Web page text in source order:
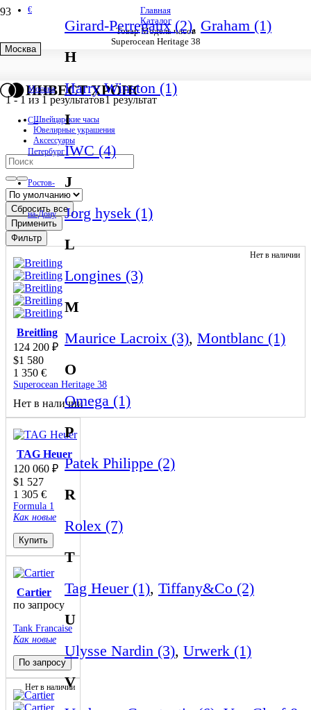
€
Москва
Москва
С.-
Петербург
Ростов-
на-Дону
Girard-Perregaux (2), Graham (1)
H
Harry Winston (1)
I
IWC (4)
J
Jorg hysek (1)
L
Longines (3)
M
Maurice Lacroix (3), Montblanc (1)
O
Omega (1)
P
Patek Philippe (2)
R
Rolex (7)
T
Tag Heuer (1), Tiffany&Co (2)
U
Ulysse Nardin (3), Urwerk (1)
V
ИНВЕСТ ХРОНО
Главная
Каталог
Товар Модель часов
Superocean Heritage 38
1-1 из 1 результатов1 результат
Швейцарские часы
Ювелирные украшения
Аксессуары
Сбросить все
Применить
Фильтр
Нет в наличии
Breitling
124 200 ₽
$1 580
1 350 €
Superocean Heritage 38
Нет в наличии
TAG Heuer
120 060 ₽
$1 527
1 305 €
Formula 1
Как новые
Купить
Cartier
по запросу
Tank Francaise
Как новые
По запросу
Нет в наличии